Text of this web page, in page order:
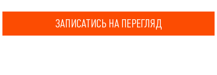
ЗАПИСАТИСЬ НА ПЕРЕГЛЯД